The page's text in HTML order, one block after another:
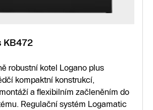
KB472
robustní kotel Logano plus
kompaktní konstrukcí,
a flexibilním začleněním do
Regulační systém Logamatic